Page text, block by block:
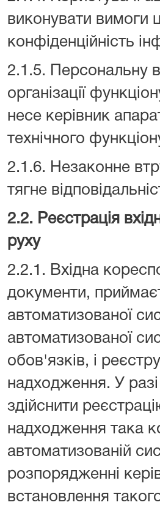
виконувати вимоги
конфіденційність
2.1.5. Персональну
організації
несе керівник
технічного
2.1.6. Незаконне
тягне
2.2. Реєстрація
руху
2.2.1. Вхідна
документи,
автоматизованої
автоматизованої
обов'язків, і
надходження. У
здійснити
надходження така
автоматизованій
розпорядженні
встановлення